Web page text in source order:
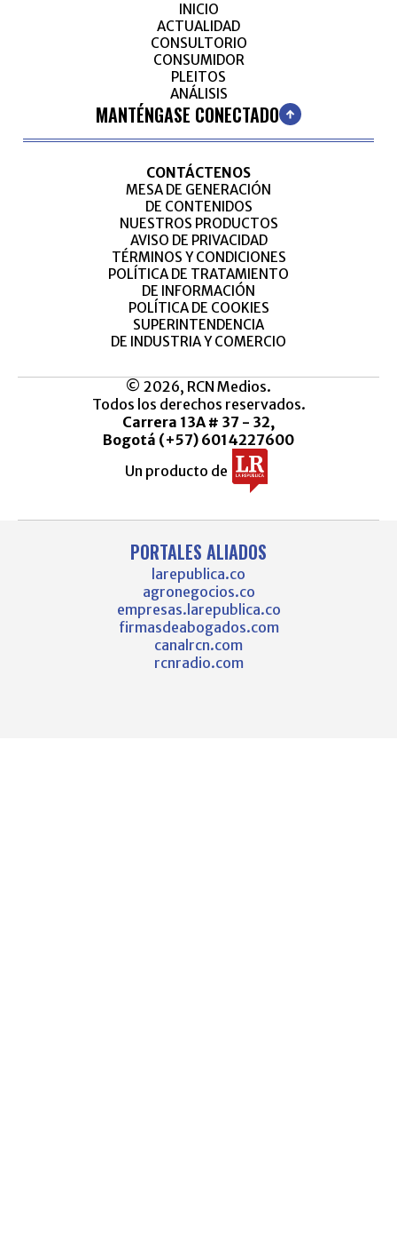
INICIO
ACTUALIDAD
CONSULTORIO
CONSUMIDOR
PLEITOS
ANÁLISIS
MANTÉNGASE CONECTADO
CONTÁCTENOS
MESA DE GENERACIÓN
DE CONTENIDOS
NUESTROS PRODUCTOS
AVISO DE PRIVACIDAD
TÉRMINOS Y CONDICIONES
POLÍTICA DE TRATAMIENTO
DE INFORMACIÓN
POLÍTICA DE COOKIES
SUPERINTENDENCIA
DE INDUSTRIA Y COMERCIO
© 2026, RCN Medios.
Todos los derechos reservados.
Carrera 13A # 37 - 32,
Bogotá (+57) 6014227600
Un producto de
PORTALES ALIADOS
larepublica.co
agronegocios.co
empresas.larepublica.co
firmasdeabogados.com
canalrcn.com
rcnradio.com